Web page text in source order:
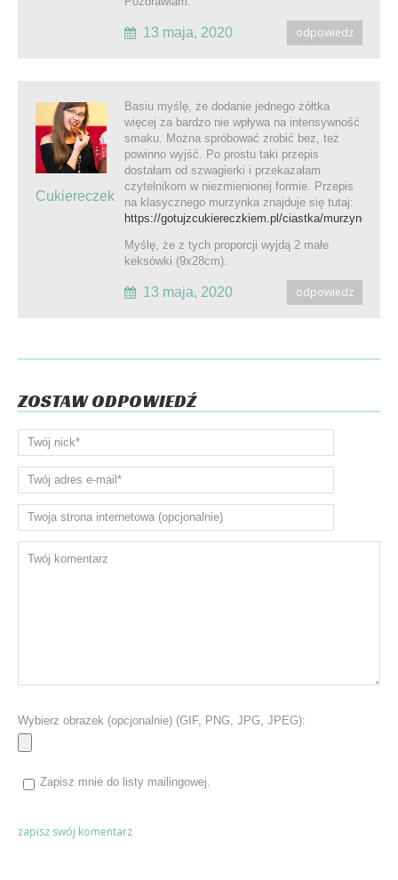
odpowiedz
13 maja, 2020
Cukiereczek
Basiu myślę, że dodanie jednego żółtka
więcej za bardzo nie wpływa na intensywność
smaku. Można spróbować zrobić bez, też
powinno wyjść. Po prostu taki przepis
dostałam od szwagierki i przekazałam
czytelnikom w niezmienionej formie. Przepis
na klasycznego murzynka znajduje się tutaj:
https://gotujzcukiereczkiem.pl/ciastka/murzynek/
Myślę, że z tych proporcji wyjdą 2 małe
keksówki (9x28cm).
odpowiedz
13 maja, 2020
ZOSTAW ODPOWIEDŹ
Wybierz obrazek (opcjonalnie) (GIF, PNG, JPG, JPEG):
Zapisz mnie do listy mailingowej.